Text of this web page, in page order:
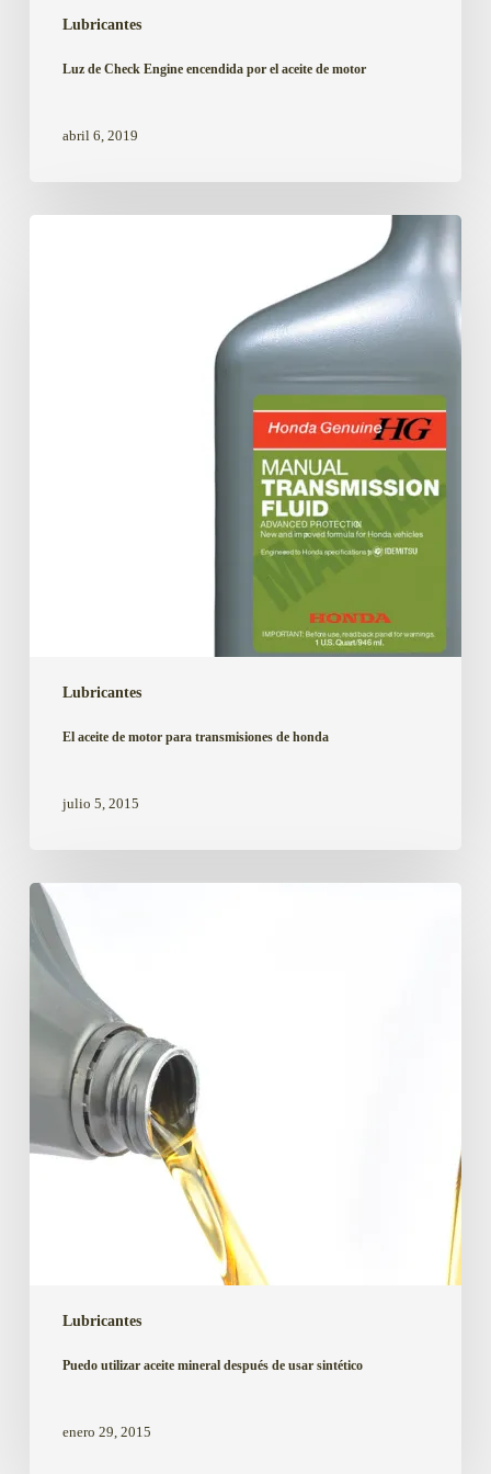
Lubricantes
Luz de Check Engine encendida por el aceite de motor
abril 6, 2019
Lubricantes
El aceite de motor para transmisiones de honda
julio 5, 2015
Lubricantes
Puedo
utilizar
aceite
después
sintético
Puedo utilizar aceite mineral después de usar sintético
enero 29, 2015